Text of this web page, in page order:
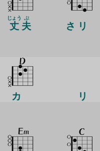
丈
じょう
夫
ぶ
さ リ
カ リ